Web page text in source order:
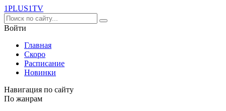
1PLUS1TV
Войти
Главная
Скоро
Расписание
Новинки
Навигация по сайту
По жанрам